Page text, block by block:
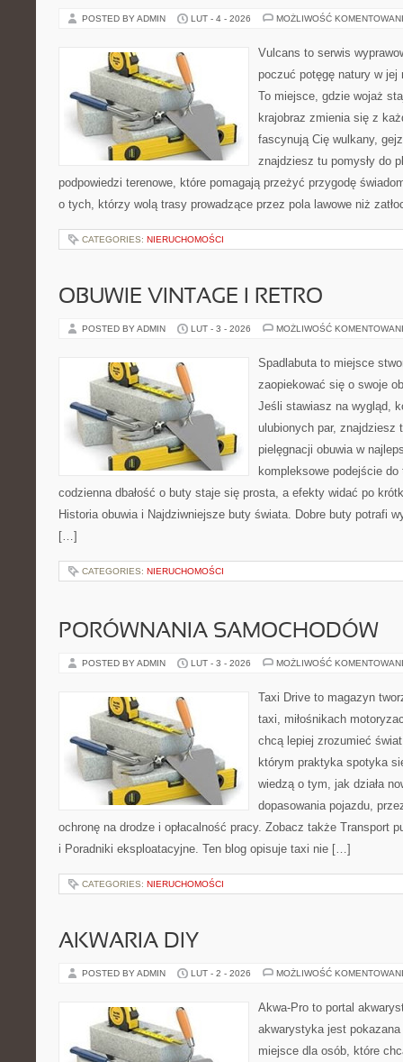
POSTED BY ADMIN LUT - 4 - 2026 MOŻLIWOŚĆ
Vulcans to serwis
poczuć potęgę natury w jej
To miejsce, gdzie wojaż
krajobraz zmienia się z
fascynują Cię wulkany,
znajdziesz tu pomysły do
podpowiedzi terenowe, które pomagają przeżyć przygodę
o tych, którzy wolą trasy prowadzące przez pola lawowe niż
CATEGORIES: NIERUCHOMOŚCI
OBUWIE VINTAGE I RETRO
POSTED BY ADMIN LUT - 3 - 2026 MOŻLIWOŚĆ
Spadlabuta to miejsce
zaopiekować się o swoje
Jeśli stawiasz na wygląd,
ulubionych par, znajdziesz
pielęgnacji obuwia w
kompleksowe podejście
codzienna dbałość o buty staje się prosta, a efekty widać po
Historia obuwia i Najdziwniejsze buty świata. Dobre buty potrafi
[…]
CATEGORIES: NIERUCHOMOŚCI
PORÓWNANIA SAMOCHODÓW
POSTED BY ADMIN LUT - 3 - 2026 MOŻLIWOŚĆ
Taxi Drive to magazyn
taxi, miłośnikach
chcą lepiej zrozumieć
którym praktyka spotyka
wiedzą o tym, jak działa
dopasowania pojazdu,
ochronę na drodze i opłacalność pracy. Zobacz także Transport
i Poradniki eksploatacyjne. Ten blog opisuje taxi nie […]
CATEGORIES: NIERUCHOMOŚCI
AKWARIA DIY
POSTED BY ADMIN LUT - 2 - 2026 MOŻLIWOŚĆ
Akwa-Pro to portal
akwarystyka jest
miejsce dla osób, które